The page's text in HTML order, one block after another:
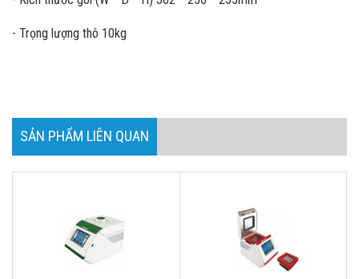
- Trọng lượng thô 10kg
SẢN PHẨM LIÊN QUAN